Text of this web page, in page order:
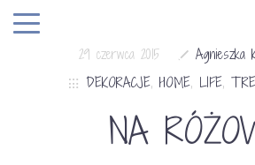
29 czerwca 2015
Agnieszka
DEKORACJE, HOME, LIFE,
NA